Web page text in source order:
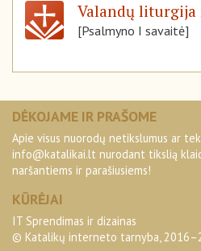
Valandų liturgija
[Psalmyno I savaitė]
DĖKOJAME IR PRAŠOME
Apie visus nuorodų netikslumus ar
info@katalikai.lt nurodant tikslią
naršantiems ir parašiusiems!
KŪRĖJAI
IT Sprendimas ir dizainas
© Katalikų interneto tarnyba,